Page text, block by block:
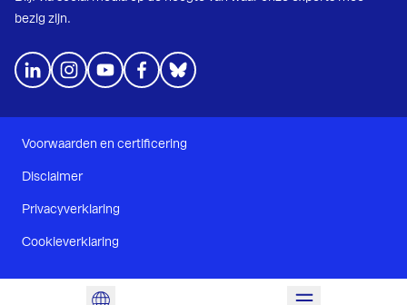
bezig zijn.
Voorwaarden en certificering
Disclaimer
Privacyverklaring
Cookieverklaring